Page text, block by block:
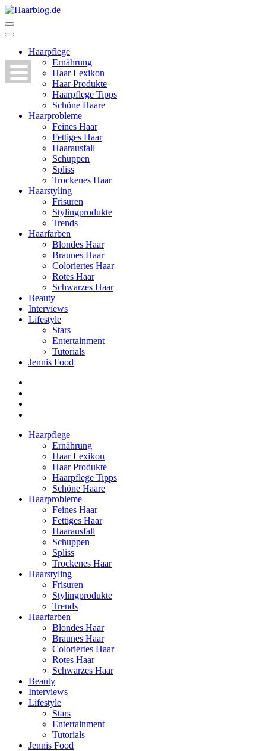
Zum
Inhalt
springen
drücken)Haarpflege
Ernährung
Haar Lexikon
Haar Produkte
Haarpflege Tipps
Schöne Haare
Haarprobleme
Feines Haar
Fettiges Haar
Haarausfall
Schuppen
Spliss
Trockenes Haar
Haarstyling
Frisuren
Stylingprodukte
Trends
Haarfarben
Blondes Haar
Braunes Haar
Coloriertes Haar
Rotes Haar
Schwarzes Haar
Beauty
Interviews
Lifestyle
Stars
Entertainment
Tutorials
Jennis Food
Haarpflege
Ernährung
Haar Lexikon
Haar Produkte
Haarpflege Tipps
Schöne Haare
Haarprobleme
Feines Haar
Fettiges Haar
Haarausfall
Schuppen
Spliss
Trockenes Haar
Haarstyling
Frisuren
Stylingprodukte
Trends
Haarfarben
Blondes Haar
Braunes Haar
Coloriertes Haar
Rotes Haar
Schwarzes Haar
Beauty
Interviews
Lifestyle
Stars
Entertainment
Tutorials
Jennis Food